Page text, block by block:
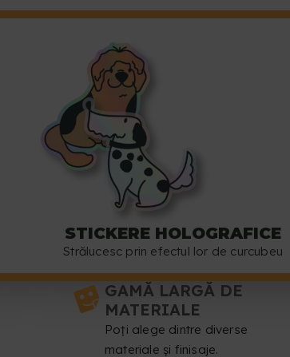
STICKERE HOLOGRAFICE
Strălucesc prin efectul lor de curcubeu
GAMĂ LARGĂ DE
MATERIALE
Poți alege dintre diverse
materiale și finisaje.